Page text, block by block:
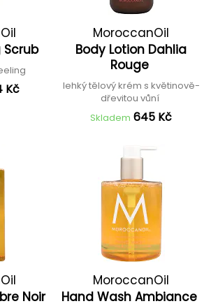
Scrub
Kč
MoroccanOil
Body Lotion Dahlia
Rouge
lehký tělový krém s květinově-
dřevitou vůní
Skladem 645 Kč
Noir
MoroccanOil
Hand Wash Ambiance